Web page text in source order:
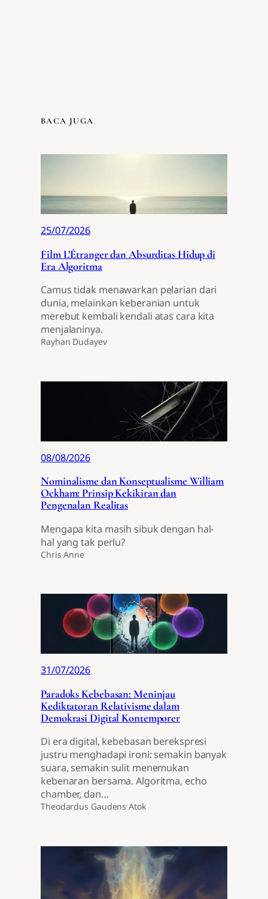
BACA JUGA
25/07/2026
Film L’Étranger dan Absurditas Hidup di
Era Algoritma
Camus tidak menawarkan pelarian dari
dunia, melainkan keberanian untuk
merebut kembali kendali atas cara kita
menjalaninya.
Rayhan Dudayev
08/08/2026
Nominalisme dan Konseptualisme William
Ockham: Prinsip Kekikiran dan
Pengenalan Realitas
Mengapa kita masih sibuk dengan hal-
hal yang tak perlu?
Chris Anne
31/07/2026
Paradoks Kebebasan: Meninjau
Kediktatoran Relativisme dalam
Demokrasi Digital Kontemporer
Di era digital, kebebasan berekspresi
justru menghadapi ironi: semakin banyak
suara, semakin sulit menemukan
kebenaran bersama. Algoritma, echo
chamber, dan…
Theodardus Gaudens Atok